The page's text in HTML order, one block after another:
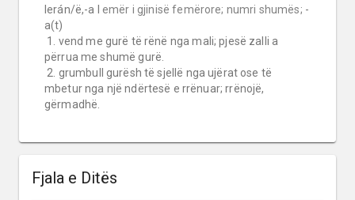
lerán/ë,-a I emër i gjinisë femërore; numri shumës; -
a(t)
përrua me shumë gurë.
mbetur nga një ndërtesë e rrënuar; rrënojë,
gërmadhë.
Fjala e Ditës